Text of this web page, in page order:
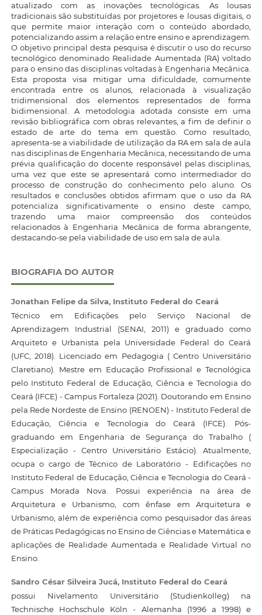
atualizado com as inovações tecnológicas. As lousas
tradicionais são substituídas por projetores e lousas digitais, o
que permite maior interação com o conteúdo abordado,
potencializando assim a relação entre ensino e aprendizagem.
O objetivo principal desta pesquisa é discutir o uso do recurso
tecnológico denominado Realidade Aumentada (RA) voltado
para o ensino das disciplinas voltadas à Engenharia Mecânica.
Esta proposta visa mitigar uma dificuldade, comumente
encontrada entre os alunos, relacionada à visualização
tridimensional dos elementos representados de forma
bidimensional. A metodologia adotada consiste em uma
revisão bibliográfica com obras relevantes, a fim de definir o
estado de arte do tema em questão. Como resultado,
apresenta-se a viabilidade de utilização da RA em sala de aula
nas disciplinas de Engenharia Mecânica, necessitando de uma
prévia qualificação do docente responsável pelas disciplinas,
uma vez que este se apresentará como intermediador do
processo de construção do conhecimento pelo aluno. Os
resultados e conclusões obtidos afirmam que o uso da RA
potencializa significativamente o ensino deste campo,
trazendo uma maior compreensão dos conteúdos
relacionados à Engenharia Mecânica de forma abrangente,
destacando-se pela viabilidade de uso em sala de aula.
BIOGRAFIA DO AUTOR
Jonathan Felipe da Silva, Instituto Federal do Ceará
Técnico em Edificações pelo Serviço Nacional de
Aprendizagem Industrial (SENAI, 2011) e graduado como
Arquiteto e Urbanista pela Universidade Federal do Ceará
(UFC, 2018). Licenciado em Pedagogia ( Centro Universitário
Claretiano). Mestre em Educação Profissional e Tecnológica
pelo Instituto Federal de Educação, Ciência e Tecnologia do
Ceará (IFCE) - Campus Fortaleza (2021). Doutorando em Ensino
pela Rede Nordeste de Ensino (RENOEN) - Instituto Federal de
Educação, Ciência e Tecnologia do Ceará (IFCE). Pós-
graduando em Engenharia de Segurança do Trabalho (
Especialização - Centro Universitário Estácio). Atualmente,
ocupa o cargo de Técnico de Laboratório - Edificações no
Instituto Federal de Educação, Ciência e Tecnologia do Ceará -
Campus Morada Nova. Possui experiência na área de
Arquitetura e Urbanismo, com ênfase em Arquitetura e
Urbanismo, além de experiência como pesquisador das áreas
de Práticas Pedagógicas no Ensino de Ciências e Matemática e
aplicações de Realidade Aumentada e Realidade Virtual no
Ensino.
Sandro César Silveira Jucá, Instituto Federal do Ceará
possui Nivelamento Universitário (Studienkolleg) na
Technische Hochschule Köln - Alemanha (1996 a 1998) e